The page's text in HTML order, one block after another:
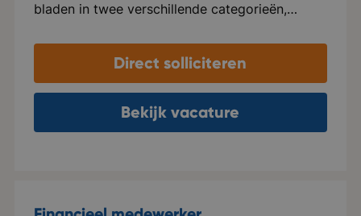
bladen in twee verschillende categorieën,
hier alles voor, van ontwerp tot marketing en
distributie. Elk blad beschikt over een eigen
website en social media kanalen. Naast het
uitgeven van tijdschriften, ondersteunen ze ook
Direct solliciteren
Bekijk vacature